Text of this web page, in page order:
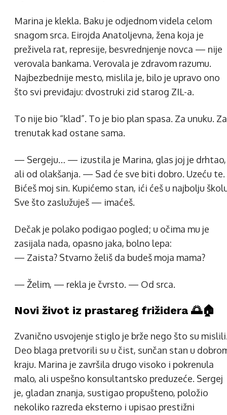
Marina je klekla. Baku je odjednom videla celom
snagom srca. Eirojda Anatoljevna, žena koja je
preživela rat, represije, besvrednjenje novca — nije
verovala bankama. Verovala je zdravom razumu.
Najbezbednije mesto, mislila je, bilo je upravo ono
što svi previđaju: dvostruki zid starog ZIL-a.
To nije bio “klad”. To je bio plan spasa. Za unuku. Za
trenutak kad ostane sama.
— Sergeju… — izustila je Marina, glas joj je drhtao,
ali od olakšanja. — Sad će sve biti dobro. Uzeću te.
Bićeš moj sin. Kupićemo stan, ići ćeš u najbolju
Sve što zaslužuješ — imaćeš.
Dečak je polako podigao pogled; u očima mu je
zasijala nada, opasno jaka, bolno lepa:
— Zaista? Stvarno želiš da budeš moja mama?
— Želim, — rekla je čvrsto. — Od srca.
Novi život iz prastareg frižidera 🌅🏠
Zvanično usvojenje stiglo je brže nego što su
Deo blaga pretvorili su u čist, sunčan stan u
kraju. Marina je završila drugo visoko i pokrenula
malo, ali uspešno konsultantsko preduzeće. Sergej
je, gladan znanja, sustigao propušteno, položio
nekoliko razreda eksterno i upisao prestižni